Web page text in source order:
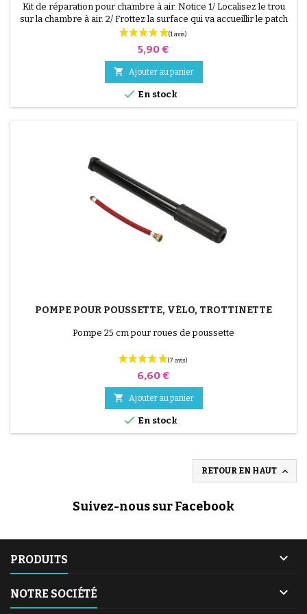
Kit de réparation pour chambre à air. Notice 1/ Localisez le trou
sur la chambre à air. 2/ Frottez la surface qui va accueillir le patch
avec le grattoir fourni. 3/ Dégraissez, nettoyez et séchez la
surface. 4/ Étalez uniformément la colle autour du trou. 5/
Patientez environ 1 mIn, jusqu'à ce que la colle ne brille plus. 6/
Positionnez le patch au...
Prix
5,90 €
 Ajouter au panier
 En stock
POMPE POUR POUSSETTE, VÉLO, TROTTINETTE
Pompe 25 cm pour roues de poussette
Prix
6,60 €
 Ajouter au panier
 En stock
RETOUR EN HAUT 
Suivez-nous sur Facebook
PRODUITS 
NOTRE SOCIÉTÉ 